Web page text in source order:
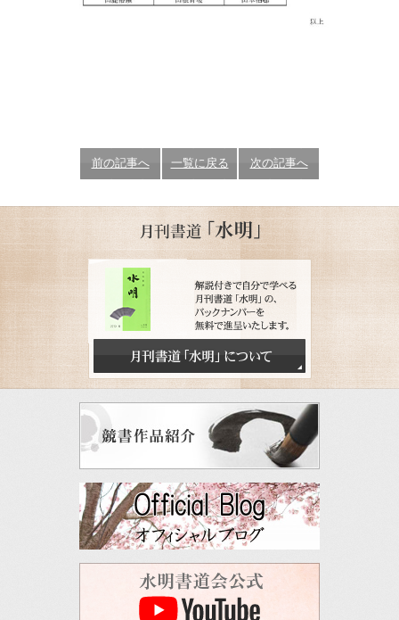
前の記事へ 一覧に戻る 次の記事へ